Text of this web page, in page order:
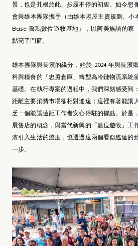
景，也是扎根於此、步履不停的初衷。如今想
會與雄本團隊攜手（由雄本老屋主責規劃、
Base 魯瑪數位遊牧基地」，以阿美族語的家
點亮了門窗。
雄本團隊與長濱的緣分，始於 2024 年與長濱
料與糧食的「忠勇倉庫」轉型為冷鏈物流系統
基礎。在執行專案的過程中，我們深刻感受到
距離主要消費市場卻相對遙遠；這裡有著能讓
乏一個能讓遠距工作者安心停駐的據點。於是
展售店的概念，與當代新興的「數位遊牧」工
濱引入生活的溫度，也透過這兩個看似遙遠的
一步。